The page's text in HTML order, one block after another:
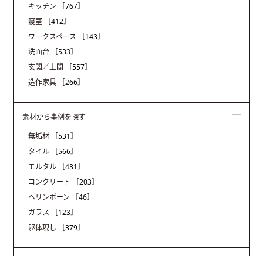
キッチン
［767］
寝室
［412］
ワークスペース
［143］
洗面台
［533］
玄関／土間
［557］
造作家具
［266］
素材から事例を探す
無垢材
［531］
タイル
［566］
モルタル
［431］
コンクリート
［203］
ヘリンボーン
［46］
ガラス
［123］
躯体現し
［379］